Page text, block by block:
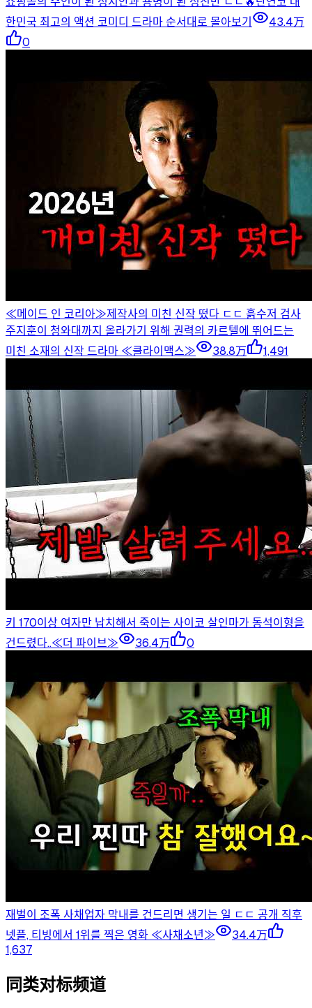
한민국 최고의 액션 코미디 드라마 순서대로 몰아보기
43.4万
0
≪메이드 인 코리아≫제작사의 미친 신작 떴다 ㄷㄷ 흙수저 검사
주지훈이 청와대까지 올라가기 위해 권력의 카르텔에 뛰어드는
미친 소재의 신작 드라마 ≪클라이맥스≫
38.8万 1,491
키 170이상 여자만 납치해서 죽이는 사이코 살인마가 동석이형을
건드렸다..≪더 파이브≫
36.4万 0
재벌이 조폭 사채업자 막내를 건드리면 생기는 일 ㄷㄷ 공개 직후
넷플, 티빙에서 1위를 찍은 영화 ≪사채소년≫
34.4万
1,637
同类对标频道